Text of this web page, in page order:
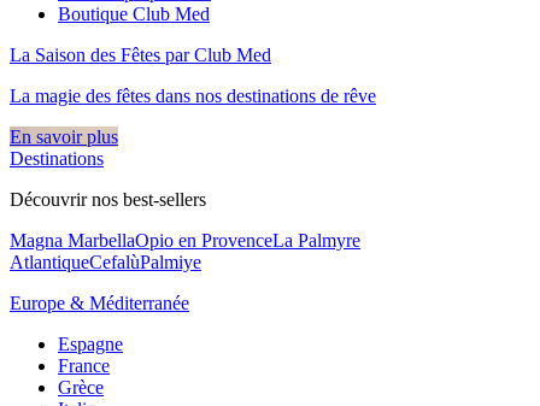
Boutique Club Med
La Saison des Fêtes par Club Med
La magie des fêtes dans nos destinations de rêve​
En savoir plus
Destinations
Découvrir nos best-sellers
Magna MarbellaOpio en ProvenceLa Palmyre
AtlantiqueCefalùPalmiye
Europe & Méditerranée
Espagne
France
Grèce